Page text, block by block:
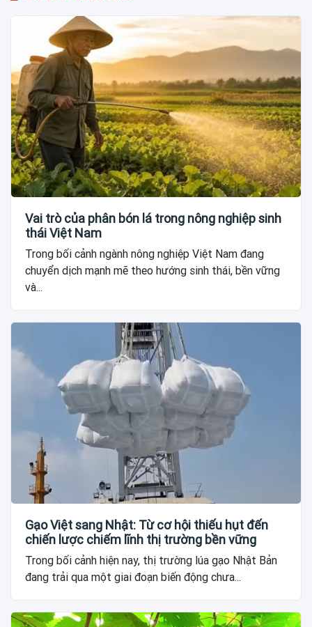
Vai trò của phân bón lá trong nông nghiệp sinh
thái Việt Nam
Trong bối cảnh ngành nông nghiệp Việt Nam đang
chuyển dịch mạnh mẽ theo hướng sinh thái, bền vững
và...
Gạo Việt sang Nhật: Từ cơ hội thiếu hụt đến
chiến lược chiếm lĩnh thị trường bền vững
Trong bối cảnh hiện nay, thị trường lúa gạo Nhật Bản
đang trải qua một giai đoạn biến động chưa...